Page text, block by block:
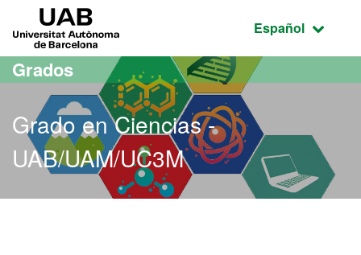
Acceso al contenido principal
Acceso a la navegación de la página
Idioma
Español
Grados
Grado en Ciencias -
UAB/UAM/UC3M